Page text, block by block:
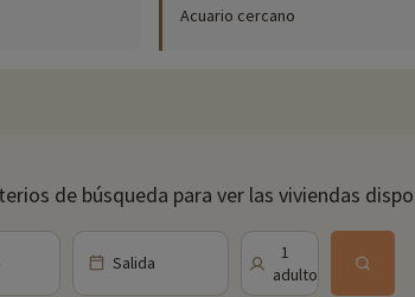
decepcionado. Sus hijos de 4 a 17 años tendrán
la seguridad de que sus hijos estarán atendidos por
del camping. Con un bufé variado y menús
Ve al bar.
Acuario cercano
de búsqueda para ver las viviendas
Salida 1